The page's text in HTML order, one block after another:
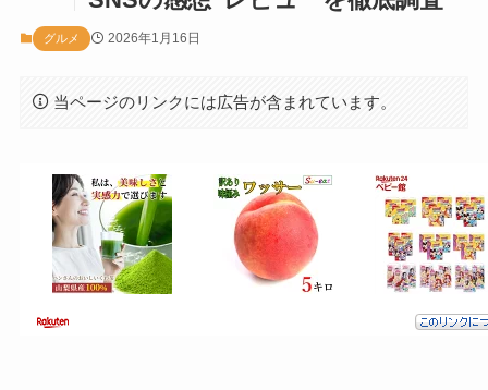
グルメ 2026年1月16日
当ページのリンクには広告が含まれています。